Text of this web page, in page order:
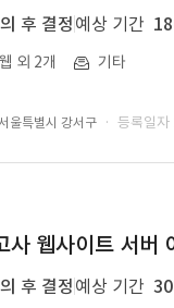
후 결정 예상 기간
웹 외 2개 기타
울특별시 강서구 · 등록일자
사 웹사이트 서버
후 결정 예상 기간